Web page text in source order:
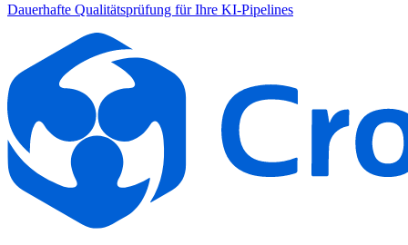
Dauerhafte Qualitätsprüfung für Ihre KI-Pipelines